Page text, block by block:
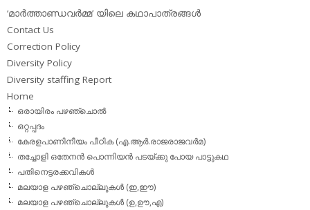
‘മാര്‍ത്താണ്ഡവര്‍മ്മ’ യിലെ കഥാപാത്രങ്ങള്‍
Contact Us
Correction Policy
Diversity Policy
Diversity staffing Report
Home
ഒരായിരം പഴഞ്ചൊല്‍
ഒറ്റപ്പദം
കേരളപാണിനീയം പീഠിക (എ.ആര്‍.രാജരാജവര്‍മ)
തച്ചോളി ഒതേനൻ പൊന്നിയൻ പടയ്‌ക്കു പോയ പാട്ടുകഥ
പതിനെട്ടരക്കവികള്‍
മലയാള പഴഞ്ചൊല്ലുകള്‍ (ഇ,ഈ)
മലയാള പഴഞ്ചൊല്ലുകള്‍ (ഉ,ഊ,എ)